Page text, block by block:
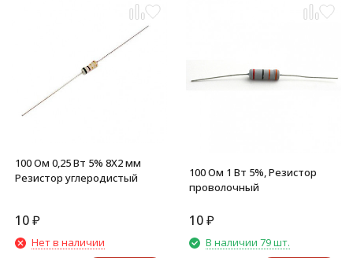
100 Ом 0,25 Вт 5% 8X2 мм
Резистор углеродистый
10₽
Нет в наличии
100 Ом 1 Вт 5%, Резистор
проволочный
10₽
В наличии 79 шт.